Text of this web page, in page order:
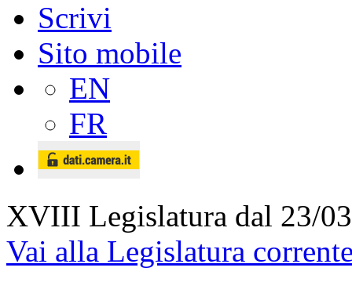
Scrivi
Sito mobile
EN
FR
XVIII Legislatura dal 23/
Vai alla Legislatura